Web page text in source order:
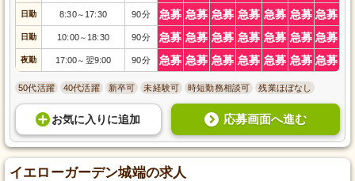
日勤 8:30～ 17:30 90分 急募 急募 急募 急募 急募 急募 急募
日勤 10:00～ 18:30 90分 急募 急募 急募 急募 急募 急募 急募
夜勤 17:00～ 翌9:00 90分 急募 急募 急募 急募 急募 急募 急募
50代活躍 40代活躍 新卒可 未経験可 時短勤務相談可 残業ほぼなし
お気に入り に追加 応募画面へ進む
イエローガーデン城端の求人